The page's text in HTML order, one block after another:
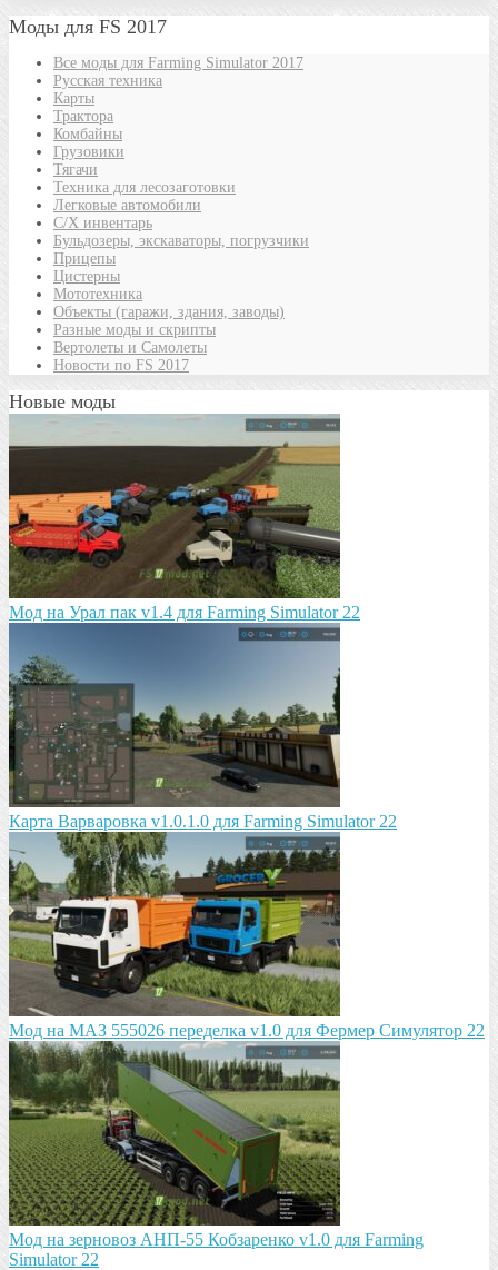
Моды для FS 2017
Все моды для Farming Simulator 2017
Русская техника
Карты
Трактора
Комбайны
Грузовики
Тягачи
Техника для лесозаготовки
Легковые автомобили
С/Х инвентарь
Бульдозеры, экскаваторы, погрузчики
Прицепы
Цистерны
Мототехника
Объекты (гаражи, здания, заводы)
Разные моды и скрипты
Вертолеты и Самолеты
Новости по FS 2017
Новые моды
Мод на Урал пак v1.4 для Farming Simulator 22
Карта Варваровка v1.0.1.0 для Farming Simulator 22
Мод на МАЗ 555026 пeрeдeлка v1.0 для Фермер Симулятор 22
Мод на зeрновоз АНП-55 Кобзарeнко v1.0 для Farming
Simulator 22